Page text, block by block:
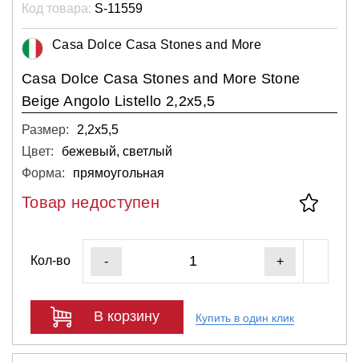
Код товара: S-11559
Casa Dolce Casa Stones and More
Casa Dolce Casa Stones and More Stone
Beige Angolo Listello 2,2x5,5
Размер:
2,2х5,5
Цвет:
бежевый, светлый
Форма:
прямоугольная
Товар недоступен
Кол-во - +
В корзину Купить в один клик